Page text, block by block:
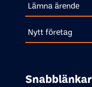
Lämna ärende
Nytt företag
Snabblänkar